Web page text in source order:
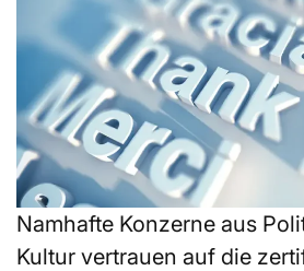
Namhafte Konzerne aus
Kultur vertrauen auf die